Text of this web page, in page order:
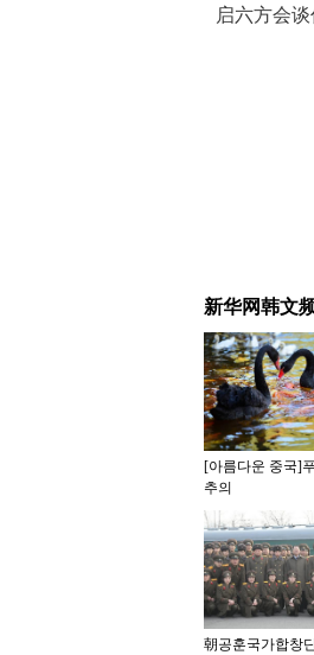
启六方会谈
新华网韩文
[아름다운 중국]
추의
朝공훈국가합창